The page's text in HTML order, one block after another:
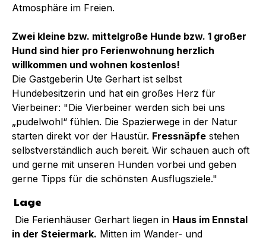
Atmosphäre im Freien.
Zwei kleine bzw. mittelgroße Hunde bzw. 1 großer
Hund sind hier pro Ferienwohnung herzlich
willkommen und wohnen kostenlos!
Die Gastgeberin Ute Gerhart ist selbst
Hundebesitzerin und hat ein großes Herz für
Vierbeiner: "Die Vierbeiner werden sich bei uns
„pudelwohl“ fühlen. Die Spazierwege in der Natur
starten direkt vor der Haustür. Fressnäpfe stehen
selbstverständlich auch bereit. Wir schauen auch oft
und gerne mit unseren Hunden vorbei und geben
gerne Tipps für die schönsten Ausflugsziele."
Lage
Die Ferienhäuser Gerhart liegen in Haus im Ennstal
in der Steiermark. Mitten im Wander- und